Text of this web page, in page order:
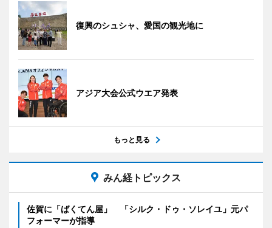
復興のシュシャ、愛国の観光地に
アジア大会公式ウエア発表
もっと見る
みん経トピックス
佐賀に「ばくてん屋」 「シルク・ドゥ・ソレイユ」元パ
フォーマーが指導